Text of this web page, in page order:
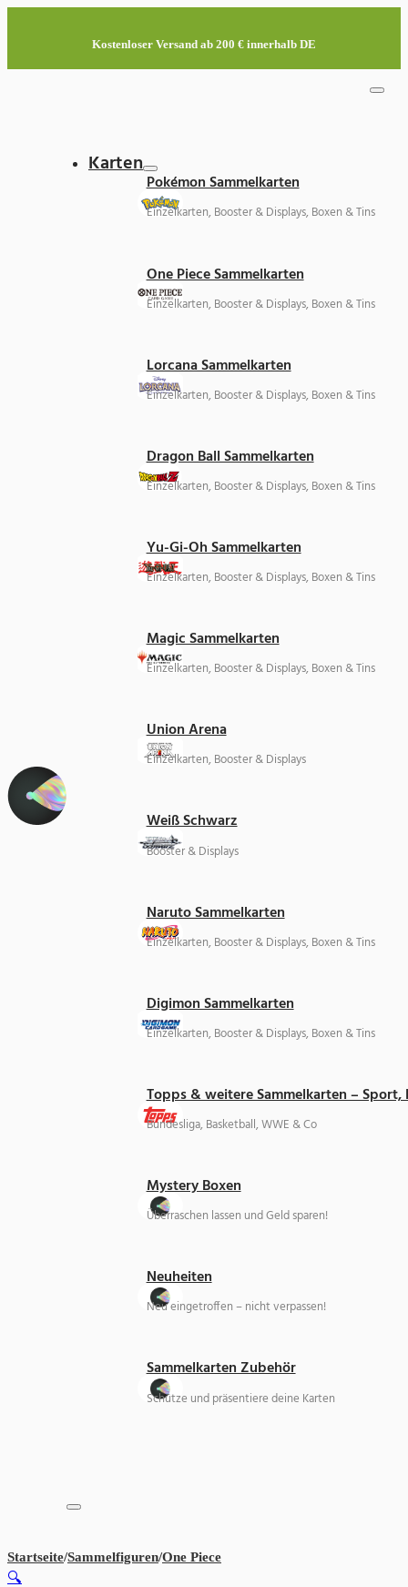
Kostenloser Versand ab 200 € innerhalb DE
Karten
Pokémon Sammelkarten
Einzelkarten, Booster & Displays, Boxen & Tins
One Piece Sammelkarten
Einzelkarten, Booster & Displays, Boxen & Tins
Lorcana Sammelkarten
Einzelkarten, Booster & Displays, Boxen & Tins
Dragon Ball Sammelkarten
Einzelkarten, Booster & Displays, Boxen & Tins
Yu-Gi-Oh Sammelkarten
Einzelkarten, Booster & Displays, Boxen & Tins
Magic Sammelkarten
Einzelkarten, Booster & Displays, Boxen & Tins
Union Arena
Einzelkarten, Booster & Displays
Weiß Schwarz
Booster & Displays
Naruto Sammelkarten
Einzelkarten, Booster & Displays, Boxen & Tins
Digimon Sammelkarten
Einzelkarten, Booster & Displays, Boxen & Tins
Topps & weitere Sammelkarten –
Bundesliga, Basketball, WWE & Co
Mystery Boxen
Überraschen lassen und Geld sparen!
Neuheiten
Neu eingetroffen – nicht verpassen!
Sammelkarten Zubehör
Schütze und präsentiere deine Karten
Startseite/Sammelfiguren/One Piece
🔍